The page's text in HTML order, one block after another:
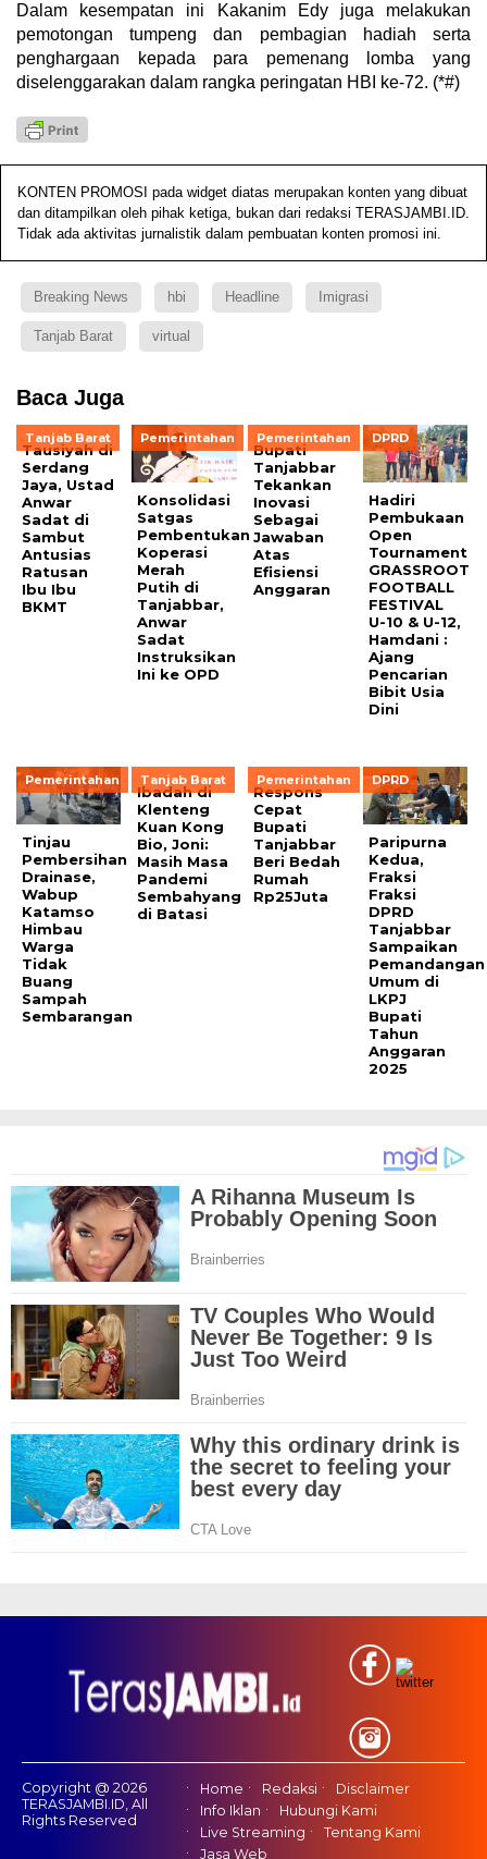
Dalam kesempatan ini Kakanim Edy juga melakukan
pemotongan tumpeng dan pembagian hadiah serta
penghargaan kepada para pemenang lomba yang
diselenggarakan dalam rangka peringatan HBI ke-72. (*#)
KONTEN PROMOSI pada widget diatas merupakan konten yang dibuat
dan ditampilkan oleh pihak ketiga, bukan dari redaksi TERASJAMBI.ID.
Tidak ada aktivitas jurnalistik dalam pembuatan konten promosi ini.
Breaking News hbi Headline Imigrasi
Tanjab Barat virtual
Baca Juga
Tanjab Barat
Tausiyah di
Serdang
Jaya, Ustad
Anwar
Sadat di
Sambut
Antusias
Ratusan
Ibu Ibu
BKMT
Pemerintahan
Konsolidasi
Satgas
Pembentukan
Koperasi
Merah
Putih di
Tanjabbar,
Anwar
Sadat
Instruksikan
Ini ke OPD
Pemerintahan
Bupati
Tanjabbar
Tekankan
Inovasi
Sebagai
Jawaban
Atas
Efisiensi
Anggaran
DPRD
Hadiri
Pembukaan
Open
Tournament
GRASSROOT
FOOTBALL
FESTIVAL
U-10 & U-12,
Hamdani :
Ajang
Pencarian
Bibit Usia
Dini
Pemerintahan
Tinjau
Pembersihan
Drainase,
Wabup
Katamso
Himbau
Warga
Tidak
Buang
Sampah
Sembarangan
Tanjab Barat
Ibadah di
Klenteng
Kuan Kong
Bio, Joni:
Masih Masa
Pandemi
Sembahyang
di Batasi
Pemerintahan
Respons
Cepat
Bupati
Tanjabbar
Beri Bedah
Rumah
Rp25Juta
DPRD
Paripurna
Kedua,
Fraksi
Fraksi
DPRD
Tanjabbar
Sampaikan
Pemandangan
Umum di
LKPJ
Bupati
Tahun
Anggaran
2025
Copyright @ 2026
TERASJAMBI.ID, All
Rights Reserved
Home Redaksi
Disclaimer
Info Iklan
Hubungi Kami
Live Streaming
Tentang Kami
Jasa Web